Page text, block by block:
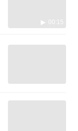
00:15